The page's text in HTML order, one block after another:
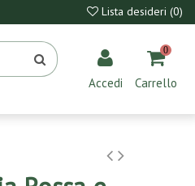
Lista desideri (0)
Accedi
0
Carrello